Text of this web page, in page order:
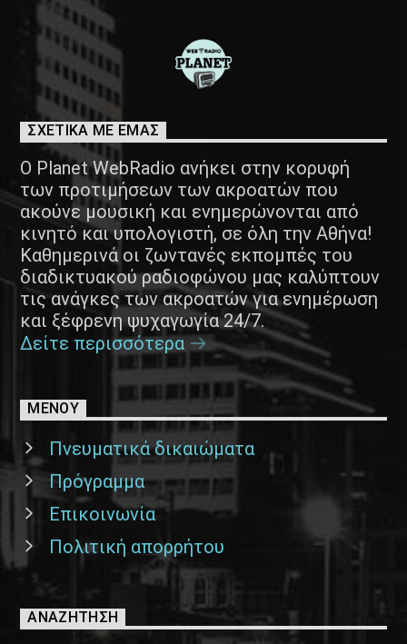
ΣΧΕΤΙΚΑ ΜΕ ΕΜΑΣ
Ο Planet WebRadio ανήκει στην κορυφή
των προτιμήσεων των ακροατών που
ακούνε μουσική και ενημερώνονται από
κινητό και υπολογιστή, σε όλη την Αθήνα!
Καθημερινά οι ζωντανές εκπομπές του
διαδικτυακού ραδιοφώνου μας καλύπτουν
τις ανάγκες των ακροατών για ενημέρωση
και ξέφρενη ψυχαγωγία 24/7.
Δείτε περισσότερα
ΜΕΝΟΥ
Πνευματικά δικαιώματα
Πρόγραμμα
Επικοινωνία
Πολιτική απορρήτου
ΑΝΑΖΉΤΗΣΗ